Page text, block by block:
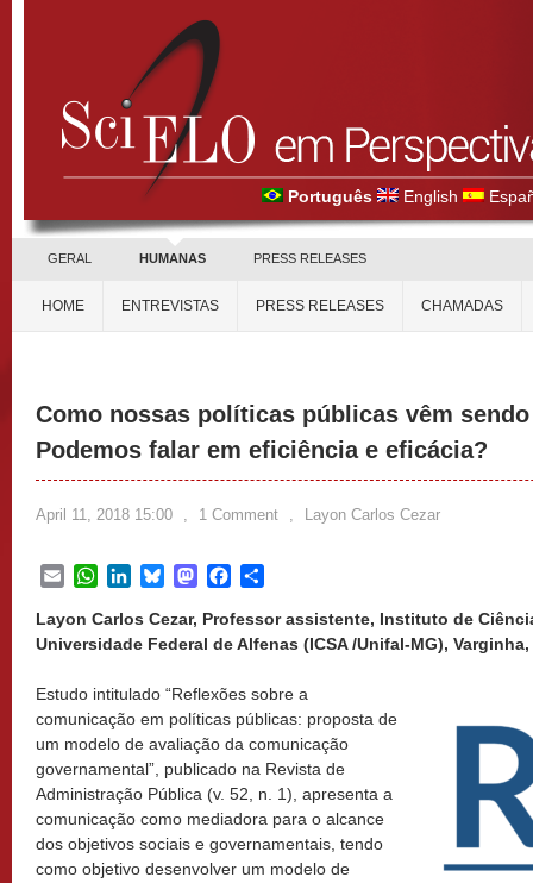
Português English
GERAL HUMANAS PRESS RELEASES
HOME ENTREVISTAS PRESS RELEASES CHAMADAS
Como nossas políticas públicas vêm
Podemos falar em eficiência e eficácia?
April 11, 2018 15:00 , 1 Comment , Layon Carlos Cezar
EmailWhatsApp
LinkedInBlueskyMastodonFacebook
Layon Carlos Cezar, Professor assistente, Instituto de
Universidade Federal de Alfenas (ICSA /Unifal-MG),
Estudo intitulado “Reflexões sobre a
comunicação em políticas públicas: proposta de
um modelo de avaliação da comunicação
governamental”, publicado na Revista de
Administração Pública (v. 52, n. 1), apresenta a
comunicação como mediadora para o alcance
dos objetivos sociais e governamentais, tendo
como objetivo desenvolver um modelo de